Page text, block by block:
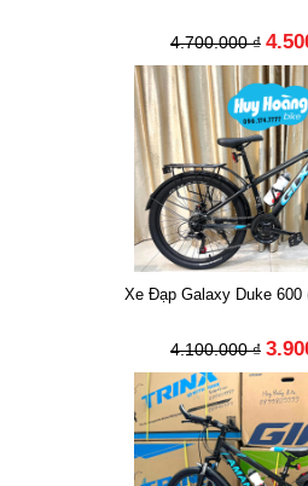
4.700.000 ₫
Xe Đạp Galaxy Duke 600
4.100.000 ₫